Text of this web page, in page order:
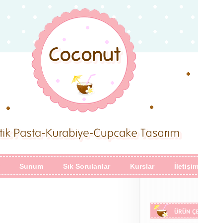
İletişim
Kurslar
Sık Sorulanlar
Sunum